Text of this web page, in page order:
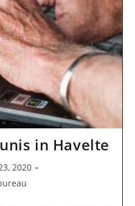
in Havelte
2020